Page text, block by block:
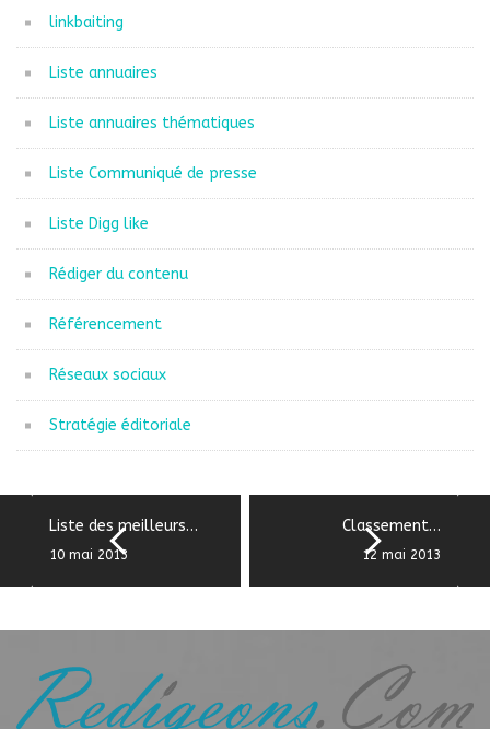
linkbaiting
Liste annuaires
Liste annuaires thématiques
Liste Communiqué de presse
Liste Digg like
Rédiger du contenu
Référencement
Réseaux sociaux
Stratégie éditoriale
Liste des meilleurs…
10 mai 2013
Classement…
12 mai 2013